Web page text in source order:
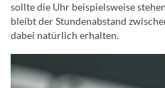
sollte die Uhr beispielsweise
bleibt der Stundenabstand
dabei natürlich erhalten.